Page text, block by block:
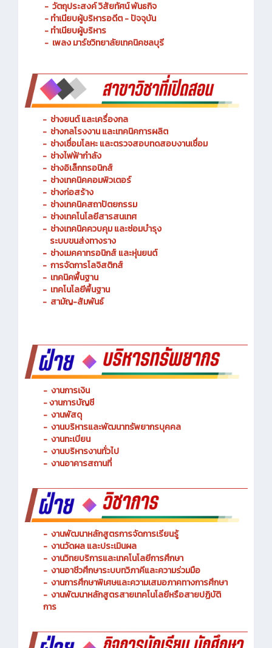
- วัตถุประสงค์ วิสัยทัศน์ พันธกิจ
- ทำเนียบผู้บริหารอดีต - ปัจจุบัน
- ทำเนียบผู้บริหาร
- เพลง มาร์ชวิทยาลัยเทคนิคชลบุรี
- ช่างยนต์ และเครื่องกล
- ช่างกลโรงงาน และเทคนิคการผลิต
- ช่างเชื่อมโลหะ และตรวจสอบทดสอบงานเชื่อม
- ช่างไฟฟ้ากำลัง
- ช่างอิเล็กทรอนิกส์
- ช่างเทคนิคคอมพิวเตอร์
- ช่างก่อสร้าง
- ช่างเทคนิคสถาปัตยกรรม
- ช่างเทคโนโลยีสารสนเทศ
- ช่างเทคนิคควบคุม และซ่อมบำรุง
ระบบขนส่งทางราง
- ช่างเมคคาทรอนิกส์ และหุ่นยนต์
- การจัดการโลจิสติกส์
- เทคนิคพื้นฐาน
- เทคโนโลยีพื้นฐาน
- สามัญ-สัมพันธ์
- งานการเงิน
-งานการบัญชี
- งานพัสดุ
- งานบริหารและพัฒนาทรัพยากรบุคคล
- งานทะเบียน
- งานบริหารงานทั่วไป
- งานอาคารสถานที่
- งานพัฒนาหลักสูตรการจัดการเรียนรู้
- งานวัดผล และประเมินผล
- งานวิทยบริการและเทคโนโลยีการศึกษา
- งานอาชีวศึกษาระบบทวิภาคีและความร่วมมือ
- งานการศึกษาพิเศษและความเสมอภาคทางการศึกษา
- งานพัฒนาหลักสูตรสายเทคโนโลยีหรือสายปฏิบัติ
การ